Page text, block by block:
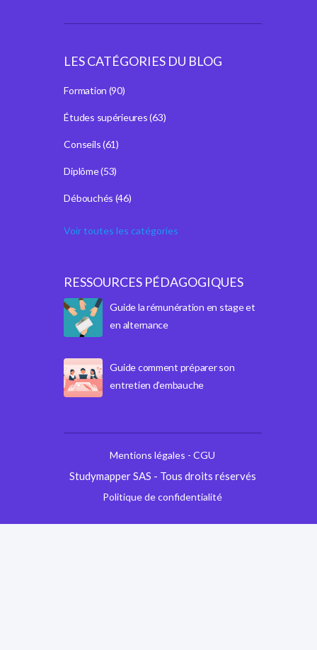
LES CATÉGORIES DU BLOG
Formation (90)
Études supérieures(63)
Conseils(61)
Diplôme(53)
Débouchés (46)
Voir toutes les catégories
RESSOURCES PÉDAGOGIQUES
Guide la rémunération en stage et
en alternance
Guide comment préparer son
entretien d’embauche
Mentions légales - CGU
Studymapper SAS - Tous droits réservés
Politique de confidentialité